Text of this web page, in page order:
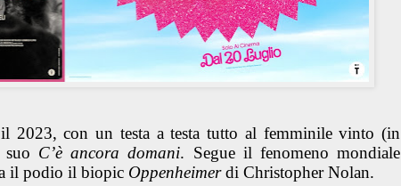
2023, con un testa a testa tutto al femminile vinto (in
C’è ancora domani. Segue il fenomeno mondiale
il podio il biopic Oppenheimerdi Christopher Nolan.